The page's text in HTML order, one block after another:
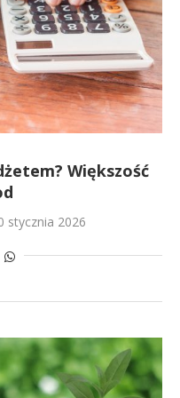
Większość
stycznia 2026